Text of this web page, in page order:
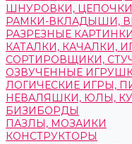
ШНУРОВКИ, ЦЕПОЧКИ
РАМКИ-ВКЛАДЫШИ,
РАЗРЕЗНЫЕ КАРТИНКИ
КАТАЛКИ, КАЧАЛКИ,
СОРТИРОВЩИКИ,
ОЗВУЧЕННЫЕ
ЛОГИЧЕСКИЕ ИГРЫ,
НЕВАЛЯШКИ, ЮЛЫ,
БИЗИБОРДЫ
ПАЗЛЫ, МОЗАИКИ
КОНСТРУКТОРЫ